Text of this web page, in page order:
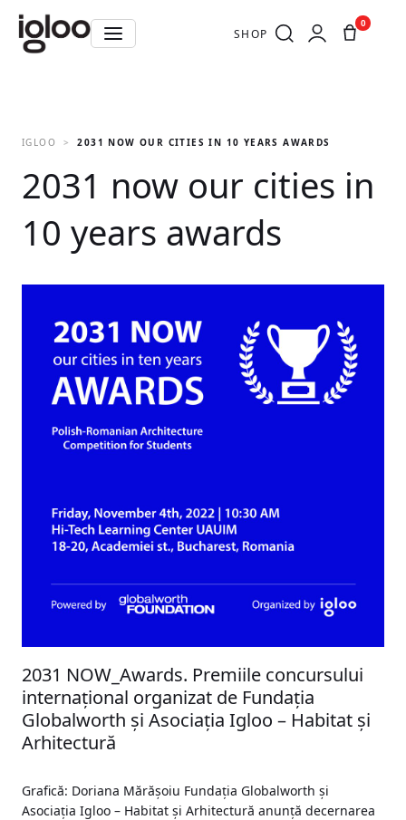
SHOP
0
IGLOO 2031 NOW OUR CITIES IN 10 YEARS AWARDS
2031 now our cities in
10 years awards
2031 NOW_Awards. Premiile concursului
internațional organizat de Fundația
Globalworth și Asociația Igloo – Habitat și
Arhitectură
Grafică: Doriana Mărășoiu Fundația Globalworth și
Asociația Igloo – Habitat și Arhitectură anunță decernarea